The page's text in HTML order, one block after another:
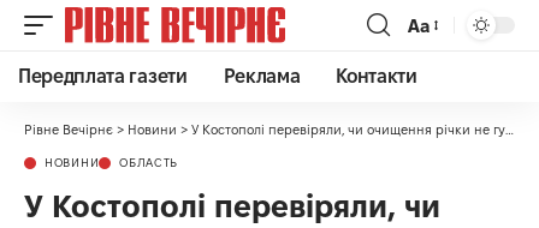
Аа
Передплата газети Реклама Контакти
Рівне Вечірнє > Новини > У Костополі перевіряли, чи очищення річки не губить диких качок
НОВИНИ ОБЛАСТЬ
У Костополі перевіряли, чи